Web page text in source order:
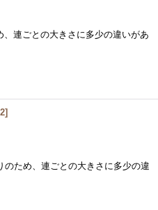
連ごとの大きさに多少の違いがあ
]
ため、連ごとの大きさに多少の違